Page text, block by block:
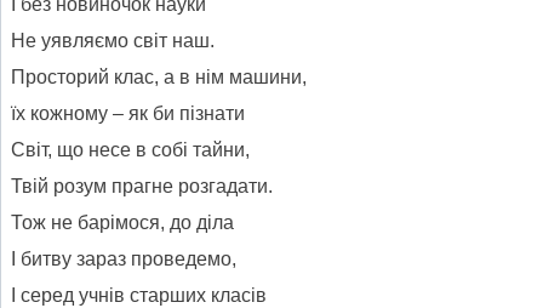
І без новиночок науки
Не уявляємо світ наш.
Просторий клас, а в нім машини,
їх кожному – як би пізнати
Світ, що несе в собі тайни,
Твій розум прагне розгадати.
Тож не барімося, до діла
І битву зараз проведемо,
І серед учнів старших класів